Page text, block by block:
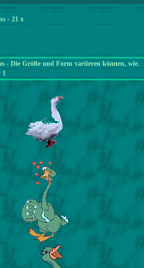
- 21 x
- Die Größe und Form variieren können, wie.
1